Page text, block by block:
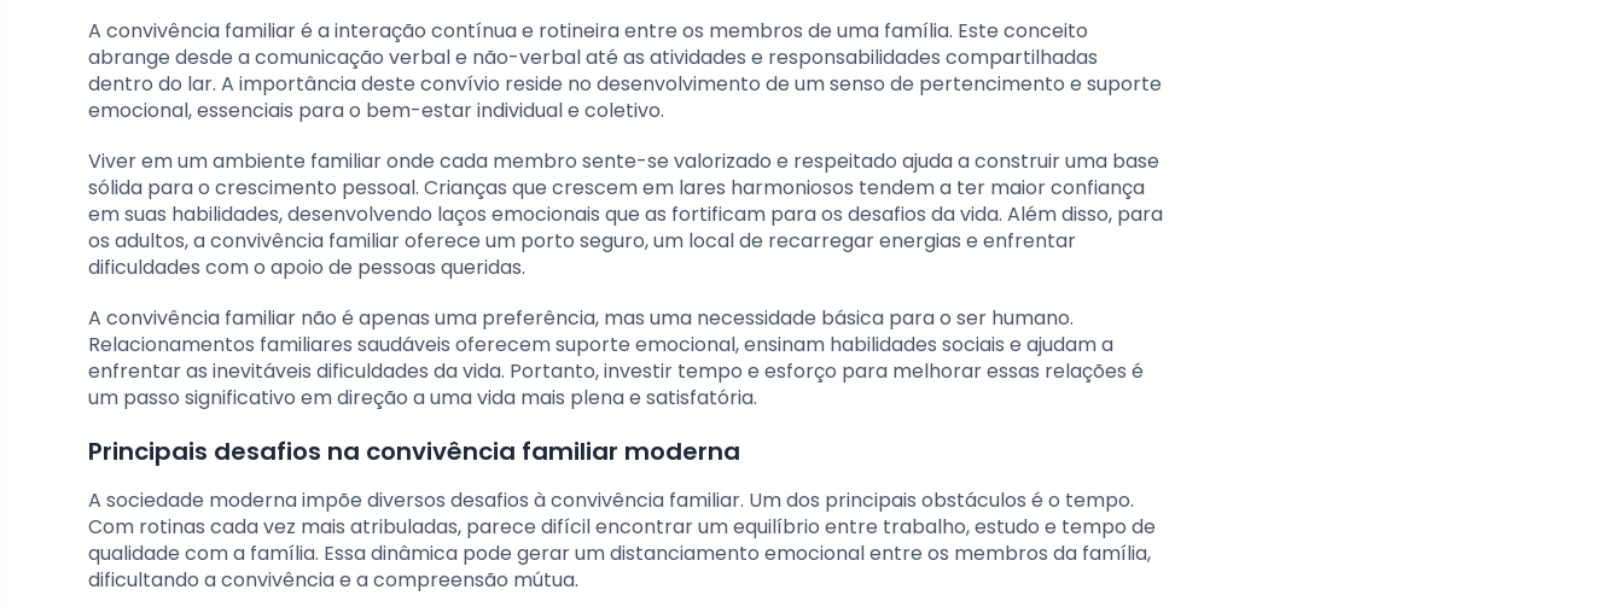
A convivência familiar é a interação contínua e rotineira entre os membros de uma família. Este conceito
abrange desde a comunicação verbal e não-verbal até as atividades e responsabilidades compartilhadas
dentro do lar. A importância deste convívio reside no desenvolvimento de um senso de pertencimento e suporte
emocional, essenciais para o bem-estar individual e coletivo.
Viver em um ambiente familiar onde cada membro sente-se valorizado e respeitado ajuda a construir uma base
sólida para o crescimento pessoal. Crianças que crescem em lares harmoniosos tendem a ter maior confiança
em suas habilidades, desenvolvendo laços emocionais que as fortificam para os desafios da vida. Além disso, para
os adultos, a convivência familiar oferece um porto seguro, um local de recarregar energias e enfrentar
dificuldades com o apoio de pessoas queridas.
A convivência familiar não é apenas uma preferência, mas uma necessidade básica para o ser humano.
Relacionamentos familiares saudáveis oferecem suporte emocional, ensinam habilidades sociais e ajudam a
enfrentar as inevitáveis dificuldades da vida. Portanto, investir tempo e esforço para melhorar essas relações é
um passo significativo em direção a uma vida mais plena e satisfatória.
Principais desafios na convivência familiar moderna
A sociedade moderna impõe diversos desafios à convivência familiar. Um dos principais obstáculos é o tempo.
Com rotinas cada vez mais atribuladas, parece difícil encontrar um equilíbrio entre trabalho, estudo e tempo de
qualidade com a família. Essa dinâmica pode gerar um distanciamento emocional entre os membros da família,
dificultando a convivência e a compreensão mútua.